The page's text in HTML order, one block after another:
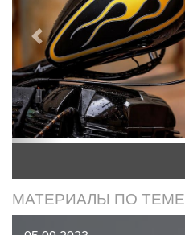
Предыдущий
МАТЕРИАЛЫ ПО ТЕМЕ